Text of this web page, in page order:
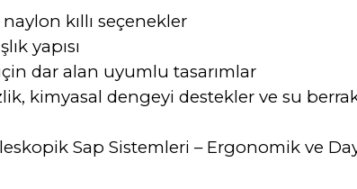
kıllı seçenekler
yapısı
dar alan uyumlu tasarımlar
kimyasal dengeyi destekler ve su
Sap Sistemleri – Ergonomik ve